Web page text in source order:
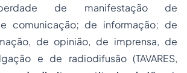
de manifestação de
comunicação; de informação; de
de opinião, de imprensa, de
e de radiodifusão (TAVARES,